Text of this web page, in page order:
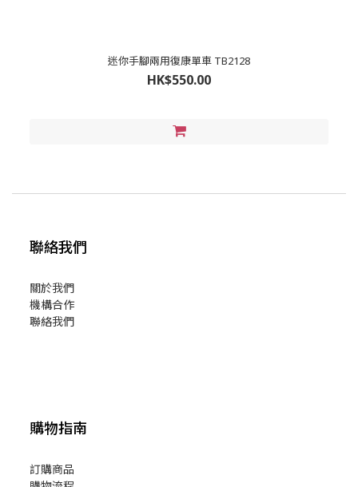
迷你手腳兩用復康單車 TB2128
HK$550.00
聯絡我們
關於我們
機構合作
聯絡我們
購物指南
訂購商品